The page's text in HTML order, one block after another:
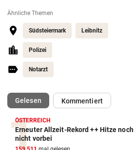
Ähnliche Themen
Südsteiermark Leibnitz
Polizei
Notarzt
Gelesen(ausgewählt)Kommentiert
ÖSTERREICH
Erneuter Allzeit-Rekord ++ Hitze noch
nicht vorbei